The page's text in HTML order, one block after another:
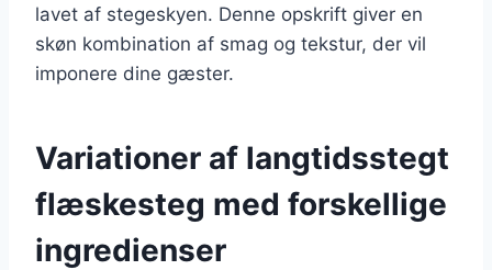
lavet af stegeskyen. Denne opskrift giver en
skøn kombination af smag og tekstur, der vil
imponere dine gæster.
Variationer af langtidsstegt
flæskesteg med forskellige
ingredienser